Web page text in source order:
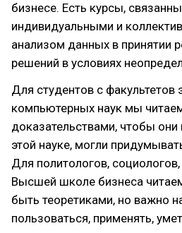
бизнесе. Есть курсы,
индивидуальными и
анализом данных в принятии
решений в условиях
Для студентов с факультетов
компьютерных наук мы
доказательствами, чтобы они
этой науке, могли
Для политологов,
Высшей школе бизнеса
быть теоретиками, но важно
пользоваться, применять,